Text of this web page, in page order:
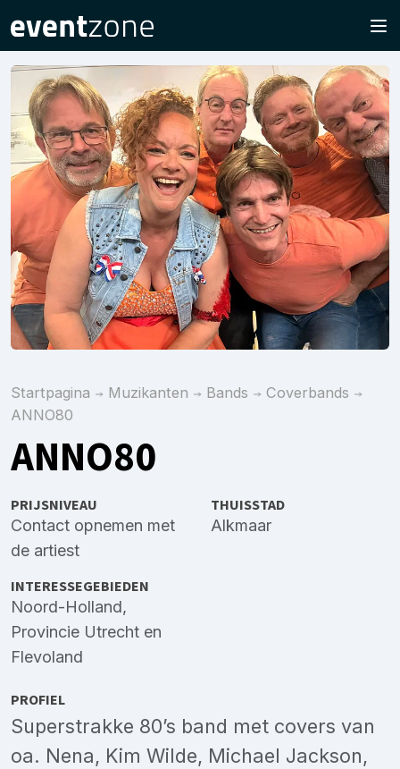
Startpagina Muzikanten Bands
Coverbands
ANNO80
ANNO80
PRIJSNIVEAU
Contact opnemen met
de artiest
THUISSTAD
Alkmaar
INTERESSEGEBIEDEN
Noord-Holland,
Provincie Utrecht en
Flevoland
PROFIEL
Superstrakke 80’s band met covers van
oa. Nena, Kim Wilde, Michael Jackson,